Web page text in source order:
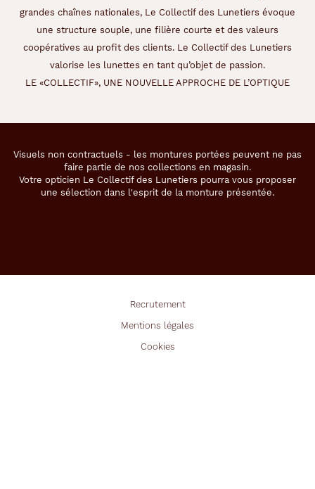
grandes chaînes nationales, Le Collectif des Lunetiers évoque
une structure souple, une filière courte et des valeurs
coopératives au profit des clients. Le Collectif des Lunetiers
valorise les lunettes en tant qu’objet de passion.
LE «COLLECTIF», UNE NOUVELLE APPROCHE DE L’OPTIQUE
Visuels non contractuels - les montures portées peuvent ne pas
faire partie de nos collections en magasin.
Votre opticien Le Collectif des Lunetiers pourra vous proposer
une sélection dans l'esprit de la monture présentée.
Recrutement
Mentions légales
Cookies